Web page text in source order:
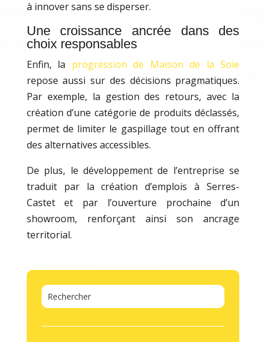
à innover sans se disperser.
Une croissance ancrée dans des
choix responsables
Enfin, la progression de Maison de la Soie
repose aussi sur des décisions pragmatiques.
Par exemple, la gestion des retours, avec la
création d’une catégorie de produits déclassés,
permet de limiter le gaspillage tout en offrant
des alternatives accessibles.
De plus, le développement de l’entreprise se
traduit par la création d’emplois à Serres-
Castet et par l’ouverture prochaine d’un
showroom, renforçant ainsi son ancrage
territorial.